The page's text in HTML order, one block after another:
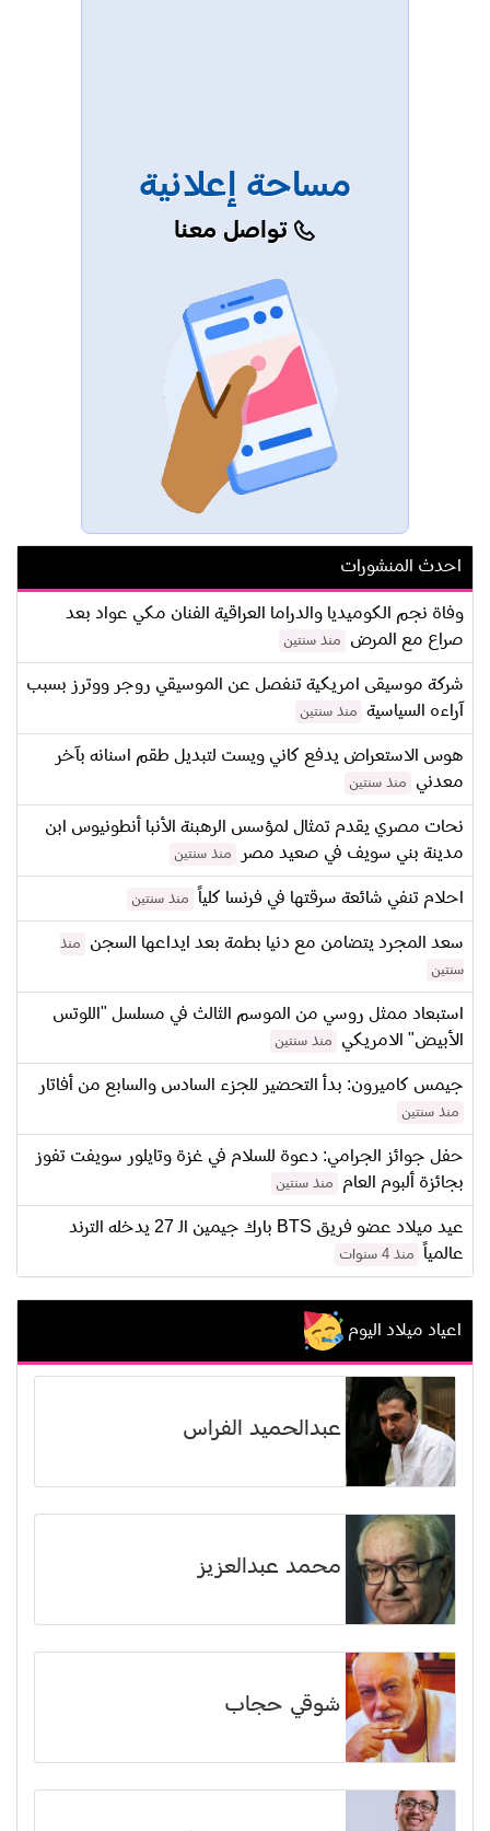
مساحة إعلانية
تواصل معنا
احدث المنشورات
وفاة نجم الكوميديا والدراما العراقية الفنان مكي عواد بعد
صراع مع المرض
منذ سنتين
شركة موسيقى امريكية تنفصل عن الموسيقي روجر ووترز بسبب
آراءه السياسية
منذ سنتين
هوس الاستعراض يدفع كاني ويست لتبديل طقم اسنانه بآخر
معدني
منذ سنتين
نحات مصري يقدم تمثال لمؤسس الرهبنة الأنبا أنطونيوس ابن
مدينة بني سويف في صعيد مصر
منذ سنتين
احلام تنفي شائعة سرقتها في فرنسا كلياً منذ سنتين
سعد المجرد يتضامن مع دنيا بطمة بعد ايداعها السجن
منذ
سنتين
استبعاد ممثل روسي من الموسم الثالث في مسلسل "اللوتس
الأبيض" الامريكي
منذ سنتين
جيمس كاميرون: بدأ التحضير للجزء السادس والسابع من أفاتار
منذ سنتين
حفل جوائز الجرامي: دعوة للسلام في غزة وتايلور سويفت تفوز
بجائزة ألبوم العام
منذ سنتين
عيد ميلاد عضو فريق BTS بارك جيمين الـ 27 يدخله الترند
عالمياً
منذ 4 سنوات
اعياد ميلاد اليوم
عبدالحميد الفراس
محمد عبدالعزيز
شوقي حجاب